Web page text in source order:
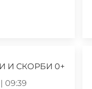
И СКОРБИ 0+
09:39